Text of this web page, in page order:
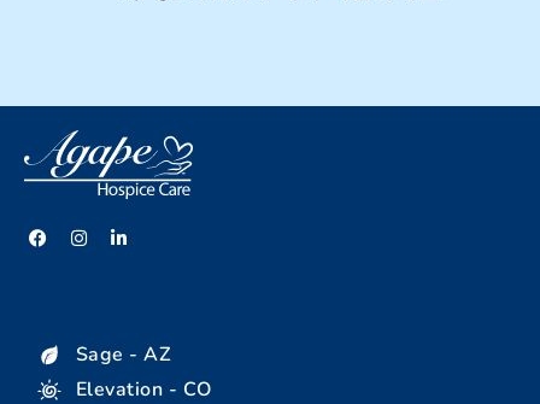
Sage - AZ
Elevation - CO